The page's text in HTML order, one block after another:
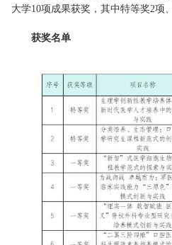
大学10项成果获奖，其中特等奖2项
获奖名单